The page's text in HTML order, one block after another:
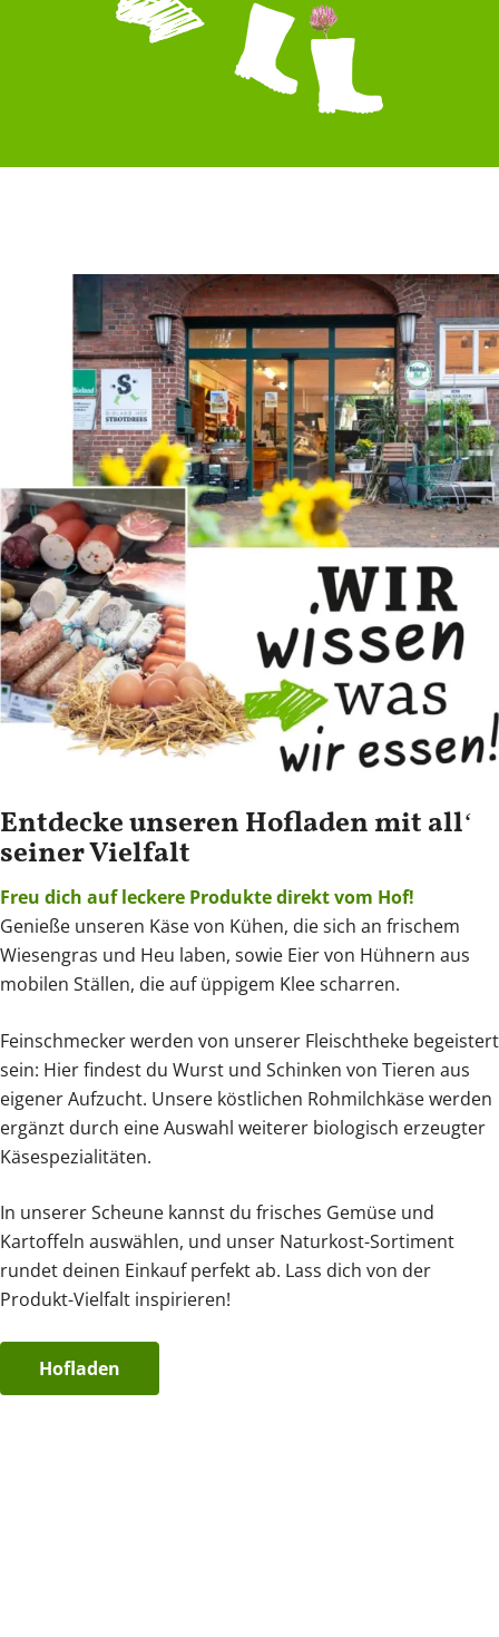
Entdecke unseren Hofladen mit all‘
seiner Vielfalt
Freu dich auf leckere Produkte direkt vom Hof!
Genieße unseren Käse von Kühen, die sich an frischem
Wiesengras und Heu laben, sowie Eier von Hühnern aus
mobilen Ställen, die auf üppigem Klee scharren.
Feinschmecker werden von unserer Fleischtheke begeistert
sein: Hier findest du Wurst und Schinken von Tieren aus
eigener Aufzucht. Unsere köstlichen Rohmilchkäse werden
ergänzt durch eine Auswahl weiterer biologisch erzeugter
Käsespezialitäten.
In unserer Scheune kannst du frisches Gemüse und
Kartoffeln auswählen, und unser Naturkost-Sortiment
rundet deinen Einkauf perfekt ab. Lass dich von der
Produkt-Vielfalt inspirieren!
Hofladen